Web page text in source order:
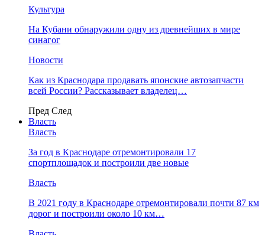
Культура
На Кубани обнаружили одну из древнейших в мире
синагог
Новости
Как из Краснодара продавать японские автозапчасти
всей России? Рассказывает владелец…
Пред След
Власть
Власть
За год в Краснодаре отремонтировали 17
спортплощадок и построили две новые
Власть
В 2021 году в Краснодаре отремонтировали почти 87 км
дорог и построили около 10 км…